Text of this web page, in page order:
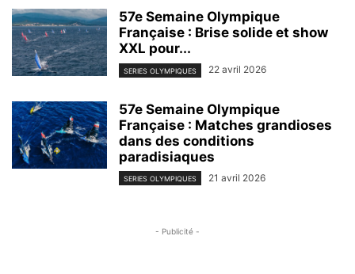
57e Semaine Olympique
Française : Brise solide et show
XXL pour...
SERIES OLYMPIQUES 22 avril 2026
57e Semaine Olympique
Française : Matches grandioses
dans des conditions
paradisiaques
SERIES OLYMPIQUES 21 avril 2026
- Publicité -